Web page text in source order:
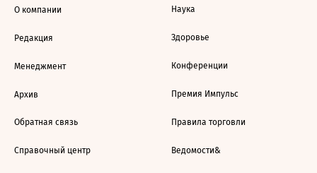
О компании
Редакция
Менеджмент
Архив
Обратная связь
Справочный центр
Наука
Здоровье
Конференции
Премия Импульс
Правила торговли
Ведомости&